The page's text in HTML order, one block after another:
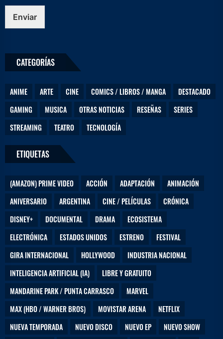
o
e
e
c
Enviar
CATEGORÍAS
ANIME ARTE CINE COMICS / LIBROS / MANGA
DESTACADO
GAMING
MUSICA OTRAS NOTICIAS RESEÑAS
SERIES
STREAMING
TEATRO TECNOLOGÍA
ETIQUETAS
(AMAZON) PRIME VIDEO ACCIÓN ADAPTACIÓN
ANIMACIÓN
ANIVERSARIO
ARGENTINA CINE / PELÍCULAS
CRÓNICA
DISNEY+
DOCUMENTAL DRAMA
ECOSISTEMA
ELECTRÓNICA
ESTADOS UNIDOS ESTRENO
FESTIVAL
GIRA INTERNACIONAL
HOLLYWOOD
INDUSTRIA NACIONAL
INTELIGENCIA ARTIFICIAL (IA)
LIBRE Y GRATUITO
MANDARINE PARK / PUNTA CARRASCO
MARVEL
MAX (HBO / WARNER BROS)
MOVISTAR ARENA
NETFLIX
NUEVA TEMPORADA
NUEVO DISCO NUEVO EP
NUEVO SHOW